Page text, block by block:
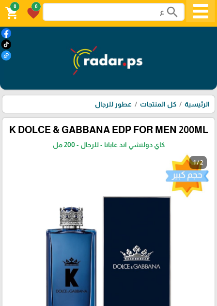
search
0
favorite
0
shopping_cart
الرئيسية كل المنتجات عطور للرجال
K DOLCE & GABBANA EDP FOR MEN 200ML
كاي دولتشي اند غابانا - للرجال - 200 مل
1 / 2